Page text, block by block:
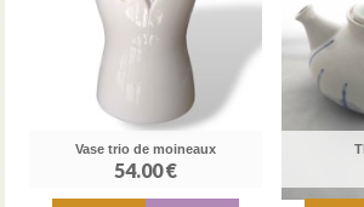
Vase trio de moineaux
54.00 €